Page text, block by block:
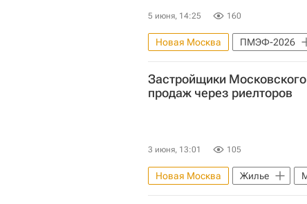
5 июня, 14:25 160
Новая Москва ПМЭФ-2026
Владимир Ефимов
Застройщики
продаж через риелторов
3 июня, 13:01 105
Новая Москва Жилье
Риелторы